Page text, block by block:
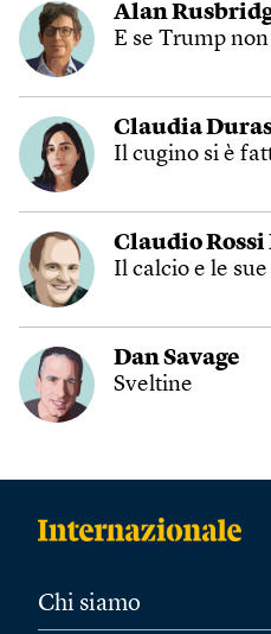
Alan
E se Trump
Claudia
Il cugino si è
Claudio
Il calcio e le
Dan Savage
Sveltine
Chi siamo